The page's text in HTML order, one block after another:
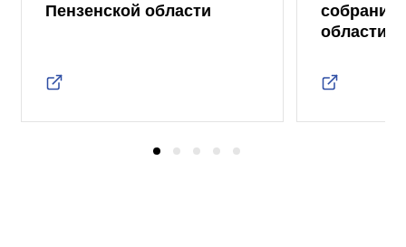
Пензенской области
собрание
области